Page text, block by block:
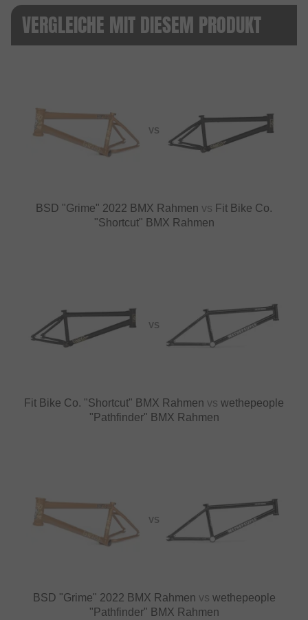
VERGLEICHE MIT DIESEM PRODUKT
VS
BSD "Grime" 2022 BMX Rahmen vs Fit Bike Co.
"Shortcut" BMX Rahmen
VS
Fit Bike Co. "Shortcut" BMX Rahmen vs wethepeople
"Pathfinder" BMX Rahmen
VS
BSD "Grime" 2022 BMX Rahmen vs wethepeople
"Pathfinder" BMX Rahmen